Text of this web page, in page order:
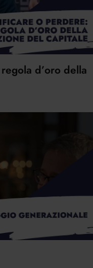
d’oro della